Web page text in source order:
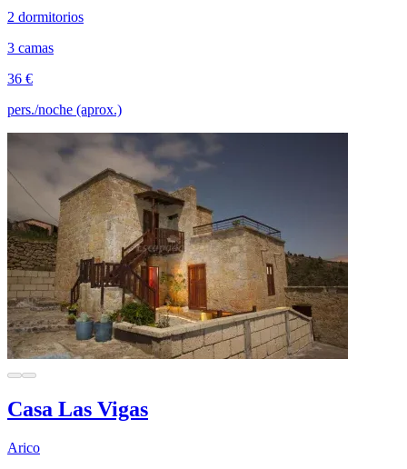
2 dormitorios
3 camas
36 €
pers./noche (aprox.)
Casa Las Vigas
Arico